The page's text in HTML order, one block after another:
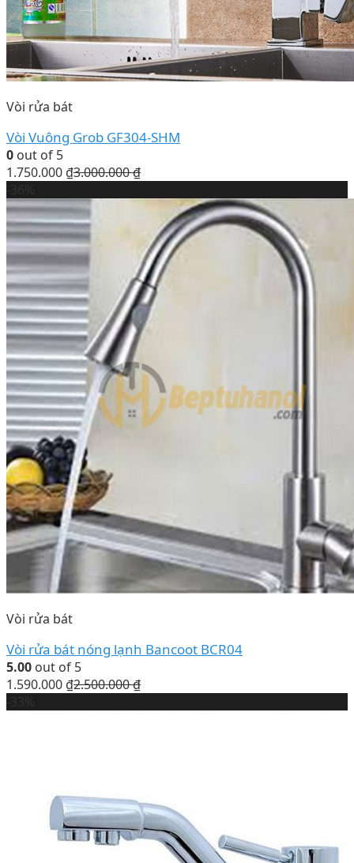
Vòi rửa bát
Vòi Vuông Grob GF304-SHM
0 out of 5
1.750.000 ₫3.000.000₫
Vòi rửa bát
Vòi rửa bát nóng lạnh Bancoot BCR04
5.00 out of 5
1.590.000 ₫2.500.000₫